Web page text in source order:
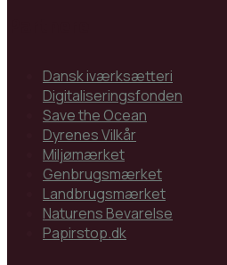
Dansk iværksætteri
Digitaliseringsfonden
Save the Ocean
Dyrenes Vilkår
Miljømærket
Genbrugsmærket
Landbrugsmærket
Naturens Bevarelse
Papirstop.dk